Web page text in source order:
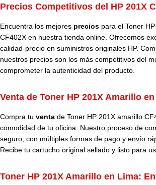
Precios Competitivos del HP 201X
Encuentra los mejores precios para el Toner
CF402X en nuestra tienda online. Ofrecemos
calidad-precio en suministros originales HP.
nuestros precios son los más competitivos del
comprometer la autenticidad del producto.
Venta de Toner HP 201X Amarillo
Compra tu venta de Toner HP 201X amarillo
comodidad de tu oficina. Nuestro proceso de
seguro, con múltiples formas de pago y envío
Recibe tu cartucho original sellado y listo para
Toner HP 201X Amarillo en Lima: